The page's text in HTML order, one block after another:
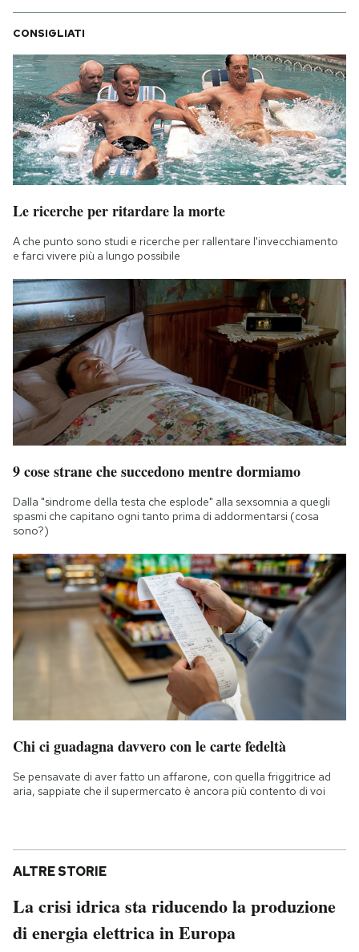
CONSIGLIATI
Le ricerche per ritardare la morte
A che punto sono studi e ricerche per rallentare l'invecchiamento
e farci vivere più a lungo possibile
9 cose strane che succedono mentre dormiamo
Dalla "sindrome della testa che esplode" alla sexsomnia a quegli
spasmi che capitano ogni tanto prima di addormentarsi (cosa
sono?)
Chi ci guadagna davvero con le carte fedeltà
Se pensavate di aver fatto un affarone, con quella friggitrice ad
aria, sappiate che il supermercato è ancora più contento di voi
ALTRE STORIE
La crisi idrica sta riducendo la produzione
di energia elettrica in Europa